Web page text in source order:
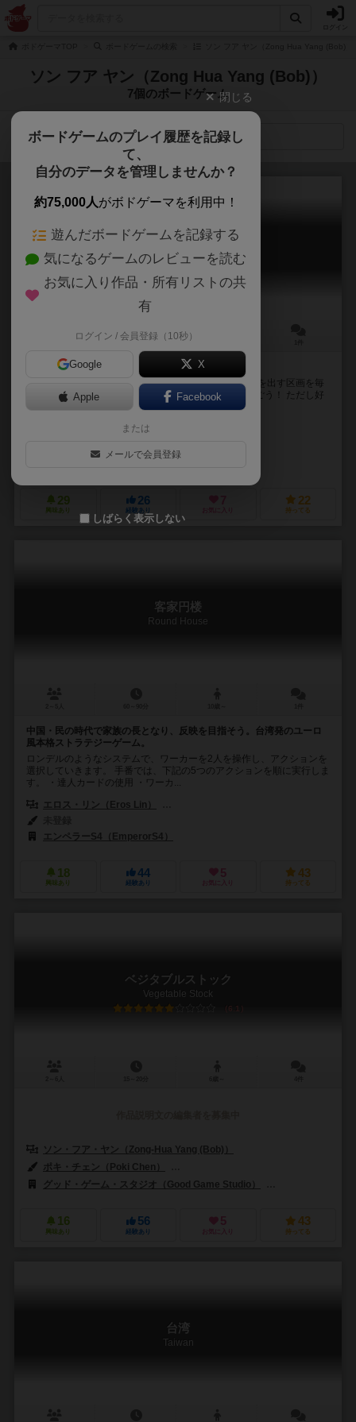
ソン フア ヤン（Zong Hua Yang (Bob)）
7個のボードゲーム
検索メニュー
台湾ナイトマーケット
Taiwan Night Market
60～80分
美食の殿堂、台湾夜市へようこそ
にぎやかなタイワンナイトマーケットで大儲け！ 屋台を出す区画を毎
ラウンド競って儲けを見込める屋台を建ててお金を稼ごう！ ただし好
条件の区画はみんな欲しいから当然競り上がっ...
ソン・フア・ヤン（Zong-Hua Yang (Bob)）
29
興味あり
26
経験あり お気に入り
22
持ってる
客家円楼
Round House
中国・民の時代で家族の長となり、反映を目指そう。台湾発のユーロ
風本格ストラテジーゲーム。
ロンデルのようなシステムで、ワーカーを2人を操作し、アクションを
選択していきます。 手番では、下記の5つのアクションを順に実行しま
す。 ・達人カードの使用 ・ワーカ...
エロス・リン（Eros Lin）
エンペラーS4（EmperorS4）
18
興味あり
44
経験あり
5
お気に入り
43
持ってる
ベジタブルストック
Vegetable Stock
6.1
ソン・フア・ヤン（Zong-Hua Yang (Bob)）
ポキ・チェン（Poki Chen）
グッド・ゲーム・スタジオ（Good Game Studio）
16
興味あり
56
経験あり
5
お気に入り
43
持ってる
台湾
Taiwan
閉じる
ボードゲームのプレイ履歴を記録し
て、
自分のデータを管理しませんか？
約75,000人がボドゲーマを利用中！
遊んだボードゲームを記録する
気になるゲームのレビューを読む
お気に入り作品・所有リストの共
有
ログイン / 会員登録（10秒）
Google X
Apple Facebook
または
メールで会員登録
しばらく表示しない